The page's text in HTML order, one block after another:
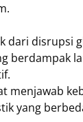
dari disrupsi
berdampak
menjawab
yang